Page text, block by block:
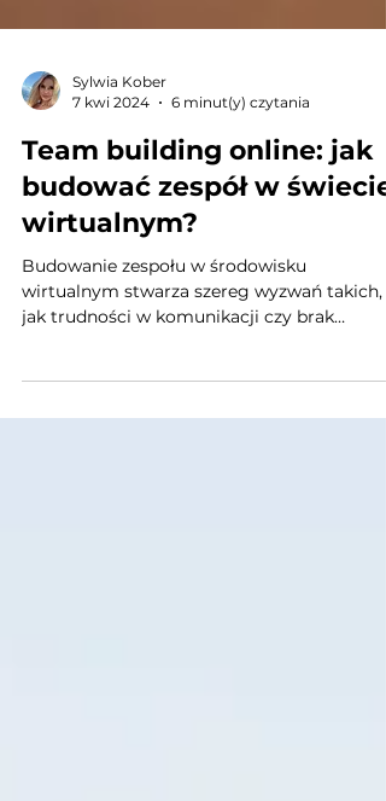
Sylwia Kober
7 kwi 2024
6 minut(y) czytania
Team building online: jak
budować zespół w świecie
wirtualnym?
wirtualnym stwarza szereg wyzwań takich,
jak trudności w komunikacji czy brak